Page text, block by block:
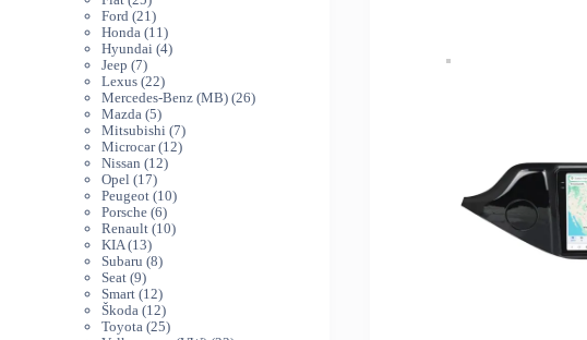
produktai
Ford 21 21
produktas
Honda 11 11
produktų
Hyundai 44
Jeep 77
produktai
Lexus 2222
produktai
Mercedes-Benz (MB) 2626
Mazda 55
produktai
Mitsubishi 77
produktai
Microcar 1212
Nissan 1212
Opel 1717
produktų
Peugeot 1010
Porsche 66
produktai
Renault 1010
KIA 1313
produktų
Subaru 88
Seat 99
produktai
Smart 1212
produktų
Škoda 1212
produktų
Toyota 2525